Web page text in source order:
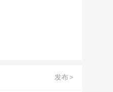
发布>